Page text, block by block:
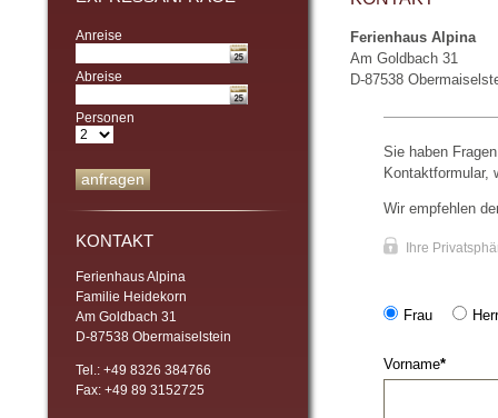
Anreise
Abreise
Personen
anfragen
KONTAKT
Ferienhaus Alpina
Familie Heidekorn
Am Goldbach 31
D-87538 Obermaiselstein
Tel.: +49 8326 384766
Fax: +49 89 3152725
Ferienhaus Alpina
Am Goldbach 31
D-87538
Sie haben
Kontaktformular,
Wir empfehlen
Ihre
Frau Herr
Vorname*